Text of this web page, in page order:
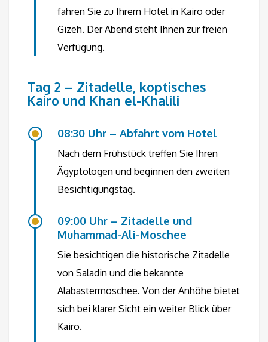
fahren Sie zu Ihrem Hotel in Kairo oder
Gizeh. Der Abend steht Ihnen zur freien
Verfügung.
Tag 2 – Zitadelle, koptisches
Kairo und Khan el-Khalili
08:30 Uhr – Abfahrt vom Hotel
Nach dem Frühstück treffen Sie Ihren
Ägyptologen und beginnen den zweiten
Besichtigungstag.
09:00 Uhr – Zitadelle und
Muhammad-Ali-Moschee
Sie besichtigen die historische Zitadelle
von Saladin und die bekannte
Alabastermoschee. Von der Anhöhe bietet
sich bei klarer Sicht ein weiter Blick über
Kairo.